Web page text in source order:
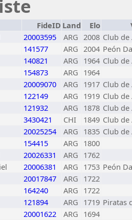
FideID Land Elo
20003595 ARG 2008 Club
141577 ARG 2004 Peón
140821 ARG 1964 Club
154873 ARG 1964
20009070 ARG 1917 Club
122149 ARG 1919 Club
121932 ARG 1878 Club
3430421 CHI 1849 Club
20025254 ARG 1835 Club
154415 ARG 1800
20026331 ARG 1762
20006381 ARG 1753 Peón
20017847 ARG 1722
164240 ARG 1722
121894 ARG 1719 Piratas
20001622 ARG 1694